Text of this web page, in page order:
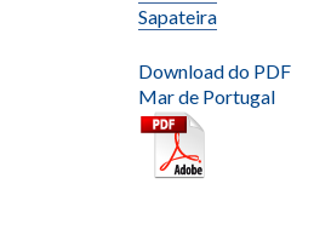
Sapateira
Download do PDF
Mar de Portugal